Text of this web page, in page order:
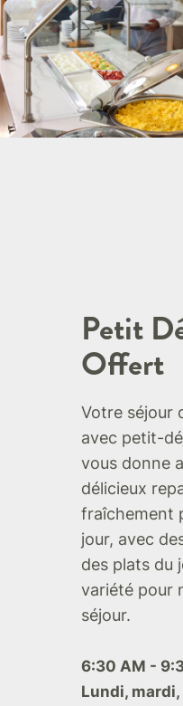
Petit
Offert
Votre séjour
avec petit-
vous donne
délicieux
fraîchement
jour, avec
des plats du
variété pour
séjour.
6:30 AM -
Lundi,